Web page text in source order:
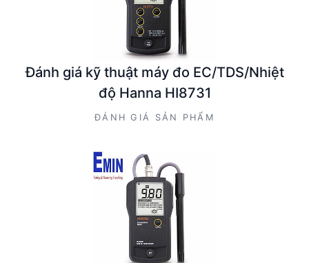
Đánh giá kỹ thuật máy đo EC/TDS/Nhiệt
độ Hanna HI8731
ĐÁNH GIÁ SẢN PHẨM